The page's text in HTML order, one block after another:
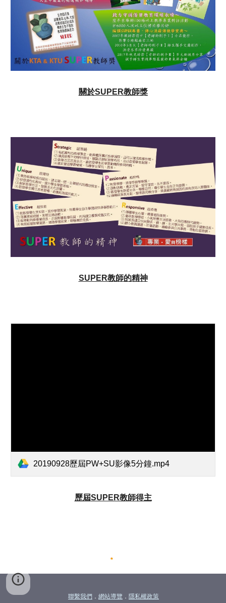
關於SUPER教師獎
SUPER教師的精神
20190928歷屆PW+SU影像5分鐘.mp4
歷屆SUPER教師得主
聯繫我們 ． 網站導覽 ． 隱私權政策